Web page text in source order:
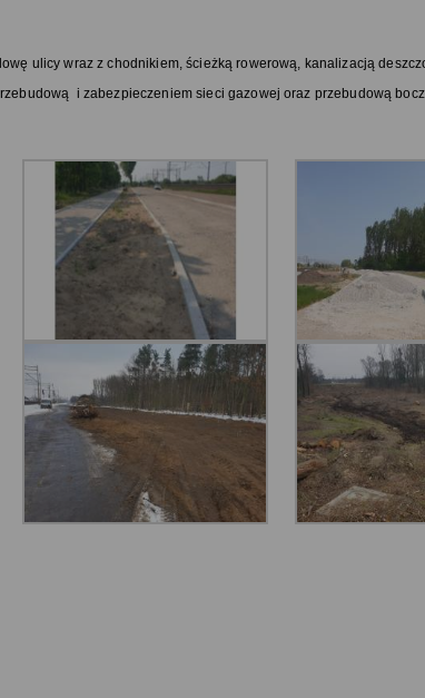
ulicy wraz z chodnikiem, ścieżką rowerową, kanalizacją
i zabezpieczeniem sieci gazowej oraz przebudową